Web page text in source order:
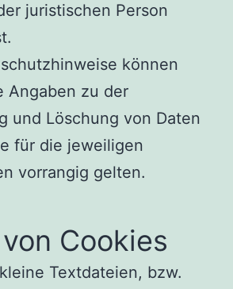
juristischen Person
können
Angaben zu der
und Löschung von Daten
für die jeweiligen
vorrangig gelten.
Cookies
Textdateien, bzw.